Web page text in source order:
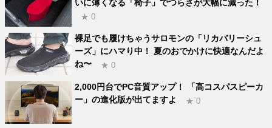
いに薄くなる「椅子」でつらさが大幅に減った！
★ 0
裸足でも履けちゃうサロモンの「リカバリーシュ
ーズ」にハマり中！ 夏のおでかけに快適なんだよ
ね〜
★ 0
2,000円台でPC音質アップ！ 「高コスパスピーカ
ー」の進化版が出てますよ
★ 0